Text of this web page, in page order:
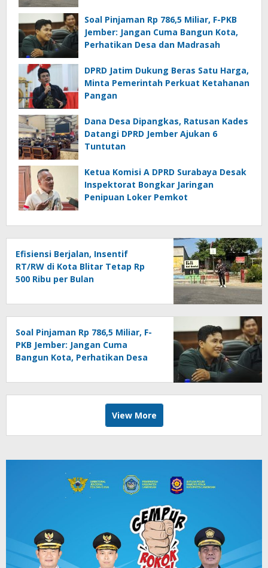
Soal Pinjaman Rp 786,5 Miliar, F-PKB
Jember: Jangan Cuma Bangun Kota,
Perhatikan Desa dan Madrasah
DPRD Jatim Dukung Beras Satu Harga,
Minta Pemerintah Perkuat Ketahanan
Pangan
Dana Desa Dipangkas, Ratusan Kades
Datangi DPRD Jember Ajukan 6
Tuntutan
Ketua Komisi A DPRD Surabaya Desak
Inspektorat Bongkar Jaringan
Penipuan Loker Pemkot
Efisiensi Berjalan, Insentif
RT/RW di Kota Blitar Tetap Rp
500 Ribu per Bulan
Soal Pinjaman Rp 786,5 Miliar, F-
PKB Jember: Jangan Cuma
Bangun Kota, Perhatikan Desa
View More